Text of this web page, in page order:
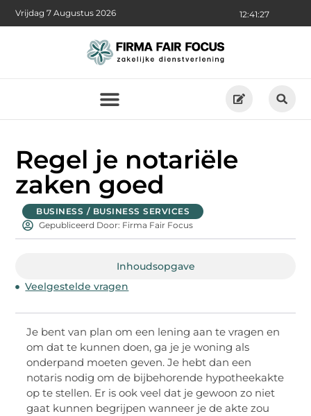
12:41:28
Vrijdag 7 Augustus 2026
Regel je notariële
zaken goed
BUSINESS / BUSINESS SERVICES
Gepubliceerd Door: Firma Fair Focus
Inhoudsopgave
Veelgestelde vragen
Je bent van plan om een lening aan te vragen en
om dat te kunnen doen, ga je je woning als
onderpand moeten geven. Je hebt dan een
notaris nodig om de bijbehorende hypotheekakte
op te stellen. Er is ook veel dat je gewoon zo niet
gaat kunnen begrijpen wanneer je de akte zou